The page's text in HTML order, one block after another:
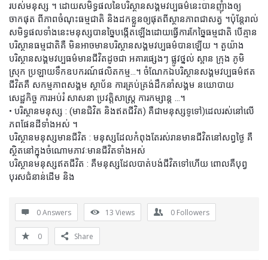
របស់មនុស្ស ។ ដោយសមិទ្ធផលនៃបរិស្ថានសង្គមវប្បធម៌នេះបានញុំាងឲ្យ
ចាកផុត ពីភាពចំណុះធម្មជាតិ និងដកខ្លួនឲ្យផុតពីស្ថានភាពជាសត្វ ។ប៉ុន្តែរាល់
សមិទ្ធផលទាំងនេះមនុស្សបានច្នៃបង្កើតឡើងដោយធ្វើការកែច្នៃធម្មជាតិ បើគ្មាន
បរិស្ថានធម្មជាតិគឺ មិនអាចមានបរិស្ថានសង្គមវប្បធម៌បានឡើយ ។ តួយ៉ាង
បរិស្ថានសង្គមវប្បធម៌មានជីវិតដូចជា អគារផ្សេងៗ ផ្លូវថ្នល់ ស្ពាន ក្រុង ភូមិ
ស្រុក ប្រឡាយទឹកឧបករណ៍ផលិតកម្ម…។ ចំណែកឯបរិស្ថានសង្គមវប្បធម៌ឥត
ជីវិតគឺ សកម្មភាពសង្គម ស្ថាប័ន ការគ្រប់គ្រង់ដឹកនាំសង្គម នយោបាយ
សេដ្ឋកិច្ច ការអប់រំ សាសនា ប្រវត្តិសាស្រ្ត ការកម្សាន្ត …។
• បរិស្ថានមនុស្ស : (មានជិវិត និងឥតជីវិត) គឺជាមនុស្សទូទៅ)ដេលរស់នៅលើ
ភពផែនដីទាំងអស់ ។
បរិស្ថានមនុស្សមានជីវិត : មនុស្សដែលកំពុងតែរស់រានមានជីវិតនៅសព្វថ្ងៃ គឺ
ស្ថិតនៅក្នុងចំណោមភាវៈមានជីវិតទាំងអស់
បរិស្ថានមនុស្សឥតជីវិត : គឺមនុស្សដែលបាត់បង់ជីវិតទៅហើយ ពោលគឺបុព្វ
បុរសជំនាន់ដើម និង
0 Answers 13 Views 0 Followers
0 Share